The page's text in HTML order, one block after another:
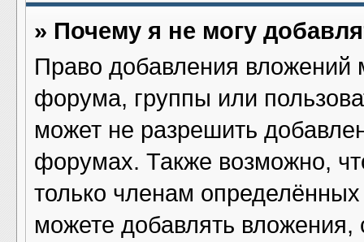
» Почему я не могу
Право добавления вложений
форума, группы или
может не разрешить
форумах. Также возможно,
только членам
можете добавлять